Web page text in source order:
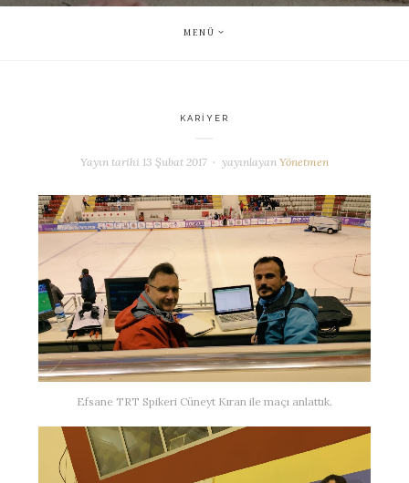
MENÜ
KARIYER
Yayın tarihi 13 Şubat 2017 yayınlayan Yönetmen
Efsane TRT Spikeri Cüneyt Kıran ile maçı anlattık.